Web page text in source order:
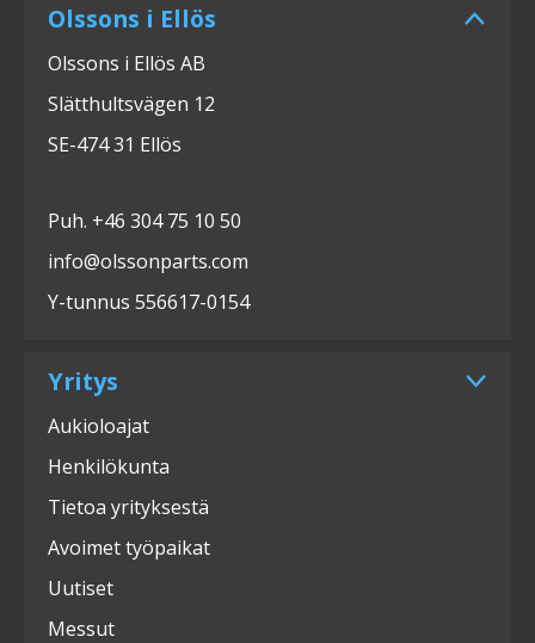
Olssons i Ellös
Olssons i Ellös AB
Slätthultsvägen 12
SE-474 31 Ellös
Puh. +46 304 75 10 50
info@olssonparts.com
Y-tunnus 556617-0154
Yritys
Aukioloajat
Henkilökunta
Tietoa yrityksestä
Avoimet työpaikat
Uutiset
Messut